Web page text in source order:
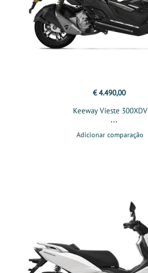
€ 4.490,00
Keeway Vieste 300XDV
Adicionar comparação